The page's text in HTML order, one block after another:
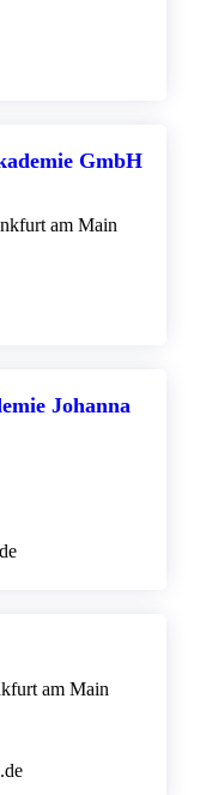
GmbH
am Main
Johanna
am Main